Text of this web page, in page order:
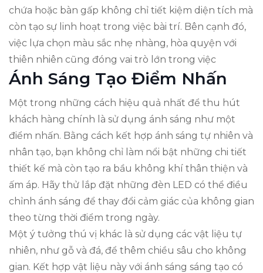
chứa hoặc bàn gấp không chỉ tiết kiệm diện tích mà
còn tạo sự linh hoạt trong việc bài trí. Bên cạnh đó,
việc lựa chọn màu sắc nhẹ nhàng, hòa quyện với
thiên nhiên cũng đóng vai trò lớn trong việc
Ánh Sáng Tạo Điểm Nhấn
Một trong những cách hiệu quả nhất để thu hút
khách hàng chính là sử dụng ánh sáng như một
điểm nhấn. Bằng cách kết hợp ánh sáng tự nhiên và
nhân tạo, bạn không chỉ làm nổi bật những chi tiết
thiết kế mà còn tạo ra bầu không khí thân thiện và
ấm áp. Hãy thử lắp đặt những đèn LED có thể điều
chỉnh ánh sáng để thay đổi cảm giác của không gian
theo từng thời điểm trong ngày.
Một ý tưởng thú vị khác là sử dụng các vật liệu tự
nhiên, như gỗ và đá, để thêm chiều sâu cho không
gian. Kết hợp vật liệu này với ánh sáng sáng tạo có